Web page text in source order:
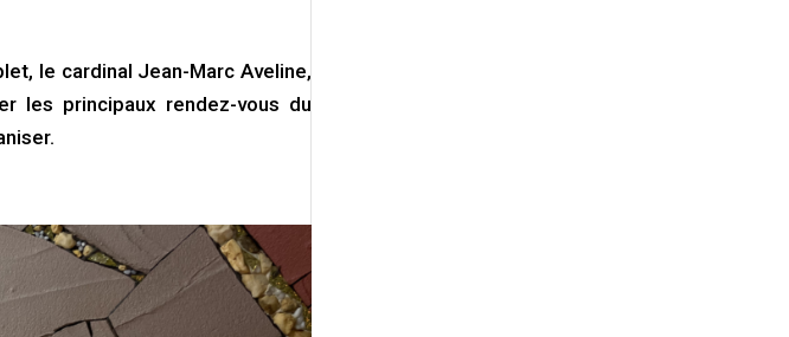
le cardinal Jean-Marc Aveline,
les principaux rendez-vous du